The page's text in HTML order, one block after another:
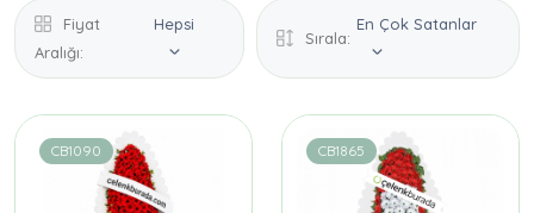
Fiyat
Aralığı:
Hepsi
Sırala:
En Çok Satanlar
CB1090 CB1865